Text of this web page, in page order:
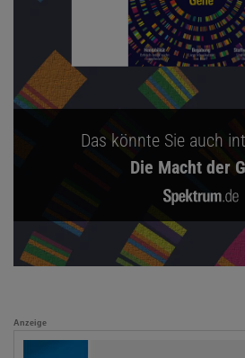
Das könnte Sie auch
Die Macht der
Anzeige